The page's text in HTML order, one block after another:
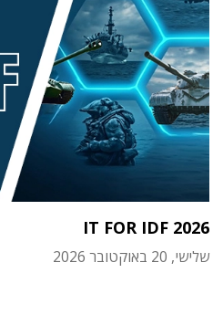
IT FOR IDF 2026
שלישי, 20 באוקטובר 2026